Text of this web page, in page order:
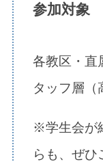
参加対象
各教区・直
タッフ層（
※学生会が
らも、ぜひ